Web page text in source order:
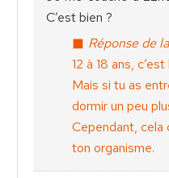
C’est bien ?
Réponse de
12 à 18 ans,
Mais si tu as
dormir un peu
Cependant, cela
ton organisme.